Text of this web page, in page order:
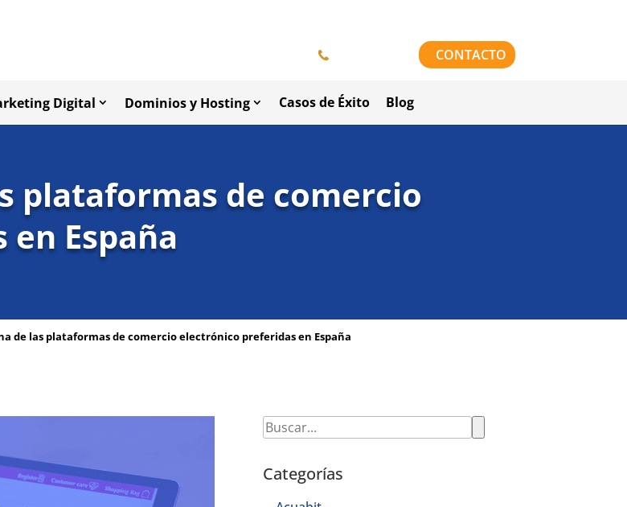
CONTACTO
Digital Dominios y Hosting Casos de Éxito Blog
plataformas de comercio
España
de las plataformas de comercio electrónico preferidas en España
Categorías